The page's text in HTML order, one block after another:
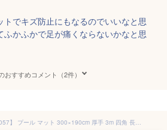
トでキズ防止にもなるのでいいなと思
ふかふかで足が痛くならないかなと思
おすすめコメント（2件）
プールマット【WL00057】 プール マット 300×190cm 厚手 3m 四角 長方形 マット プール下マット エアー 大型 家庭 子供 大人 海 レジャー レジャーシート アウトドア 水遊び 夏休み 海水浴 かわいい ビニールプール 安心 安全 TCCOLLECTION リブライト 東京ローソク